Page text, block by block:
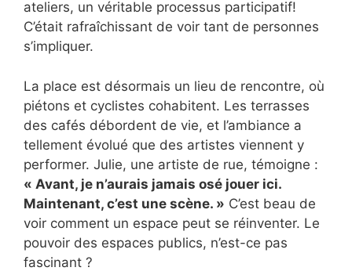
ateliers, un véritable processus participatif!
C’était rafraîchissant de voir tant de personnes
s’impliquer.
La place est désormais un lieu de rencontre, où
piétons et cyclistes cohabitent. Les terrasses
des cafés débordent de vie, et l’ambiance a
tellement évolué que des artistes viennent y
performer. Julie, une artiste de rue, témoigne :
« Avant, je n’aurais jamais osé jouer ici.
Maintenant, c’est une scène. » C’est beau de
voir comment un espace peut se réinventer. Le
pouvoir des espaces publics, n’est-ce pas
fascinant ?